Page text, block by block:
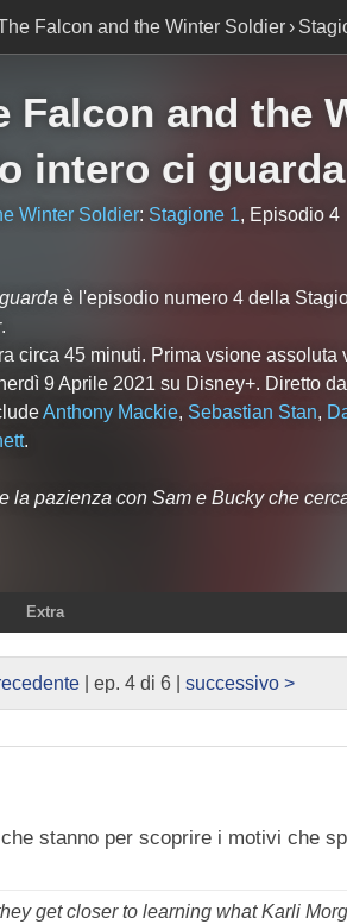
Falcon and the Winter Soldier
Falcon and the
intero ci guarda
Winter Soldier: Stagione 1, Episodio 4
è l'episodio numero 4della
.
circa 45 minuti. Prima vsione
9 Aprile 2021 su Disney+. Diretto da
Anthony Mackie, Sebastian Stan,
.
la pazienza con Sam e Bucky che
Extra
| ep. 4 di 6 | successivo >
stanno per scoprire i motivi che
get closer to learning what Karli